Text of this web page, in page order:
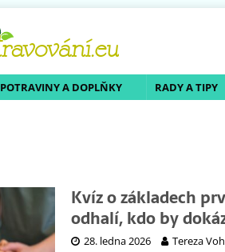
POTRAVINY A DOPLŇKY RADY A TIPY
Kvíz o základech
odhalí, kdo by
28. ledna 2026 Tereza